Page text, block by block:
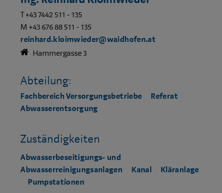
T +43 7442 511 - 135
M +43 676 88 511 - 135
reinhard.kloimwieder@waidhofen.at
Hammergasse 3
Abteilung:
Fachbereich Versorgungsbetriebe
Referat
Abwasserentsorgung
Zuständigkeiten
Abwasserbeseitigungs- und
Abwasserreinigungsanlagen
Kanal
Kläranlage
Pumpstationen